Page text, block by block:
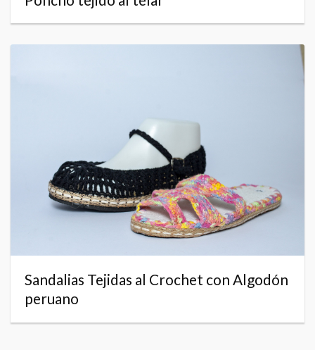
Sandalias Tejidas al Crochet con Algodón
peruano